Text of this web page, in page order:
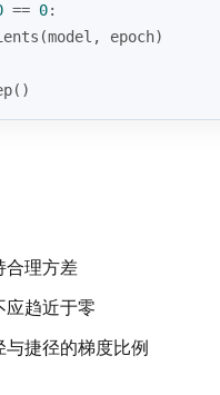
== 0:
epoch)
合理方差
应趋近于零
与捷径的梯度比例